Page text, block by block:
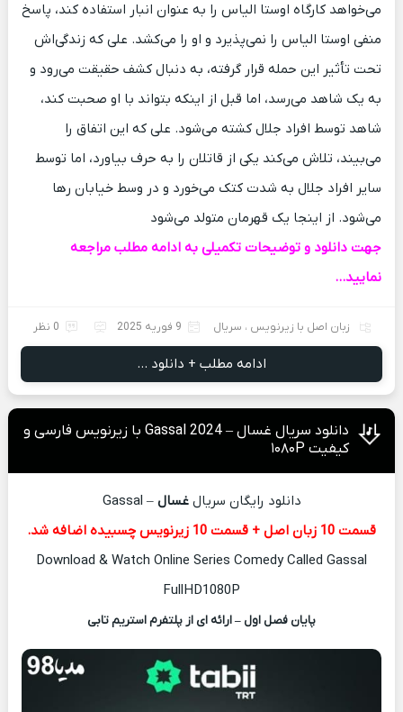
می‌خواهد کارگاه اوستا الیاس را به عنوان انبار استفاده کند، پاسخ
منفی اوستا الیاس را نمی‌پذیرد و او را می‌کشد. علی که زندگی‌اش
تحت تأثیر این حمله قرار گرفته، به دنبال کشف حقیقت می‌رود و
به یک شاهد می‌رسد، اما قبل از اینکه بتواند با او صحبت کند،
شاهد توسط افراد جلال کشته می‌شود. علی که این اتفاق را
می‌بیند، تلاش می‌کند یکی از قاتلان را به حرف بیاورد، اما توسط
سایر افراد جلال به شدت کتک می‌خورد و در وسط خیابان رها
می‌شود. از اینجا یک قهرمان متولد می‌شود
جهت دانلود و توضیحات تکمیلی به ادامه مطلب مراجعه
نمایید…
زبان اصل با زیرنویس ، سریال 9 فوریه 2025 0 نظر
ادامه مطلب + دانلود ...
دانلود سریال غسال – Gassal 2024 با زیرنویس فارسی و
کیفیت ۱۰۸۰P
دانلود رایگان سریالغسال – Gassal
قسمت 10 زبان اصل + قسمت 10 زیرنویس چسبیده اضافه شد.
Download & Watch Online Series Comedy Called Gassal
FullHD1080P
پایان فصل اول – ارائه ای از پلتفرم استریم تابی